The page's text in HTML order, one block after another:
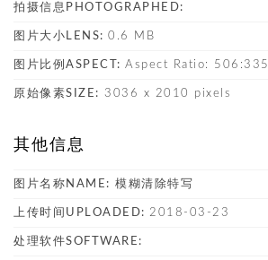
拍摄信息PHOTOGRAPHED:
图片大小LENS: 0.6 MB
图片比例ASPECT: Aspect Ratio: 506:335
原始像素SIZE: 3036 x 2010 pixels
其他信息
图片名称NAME: 模糊清除特写
上传时间UPLOADED: 2018-03-23
处理软件SOFTWARE: